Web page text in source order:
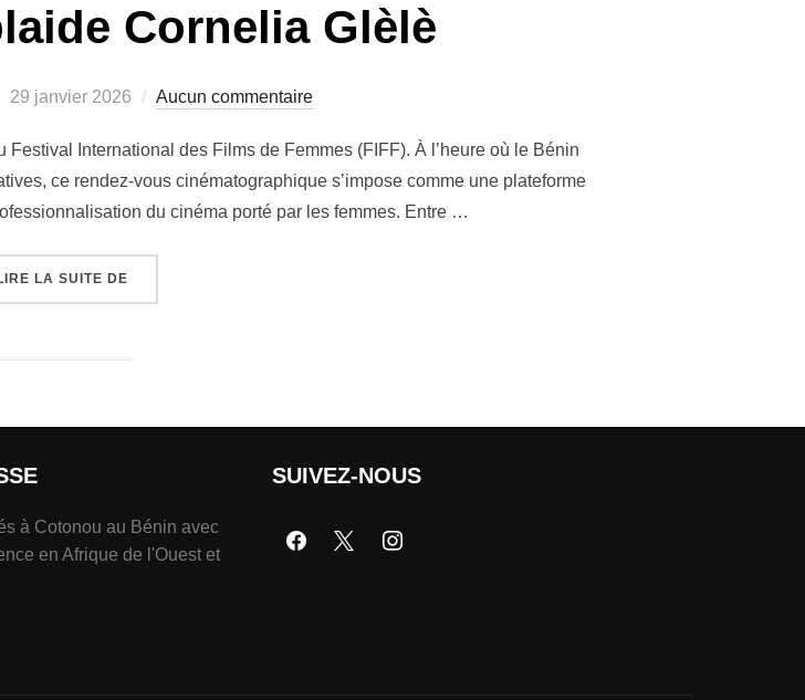
Cornelia Glèlè
29 janvier 2026 Aucun commentaire
International des Films de Femmes (FIFF). À l’heure où le Bénin
ce rendez-vous cinématographique s’impose comme une plateforme
du cinéma porté par les femmes. Entre …
LA SUITE DE
à Cotonou au Bénin avec
en Afrique de l'Ouest et
SUIVEZ-NOUS